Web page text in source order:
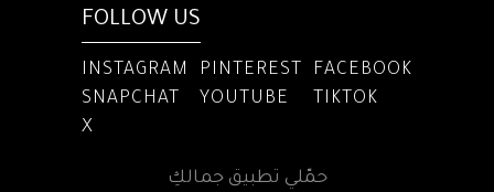
FOLLOW US
INSTAGRAM PINTEREST
FACEBOOK
SNAPCHAT
YOUTUBE
TIKTOK
X
حمّلي تطبيق جمالكِ